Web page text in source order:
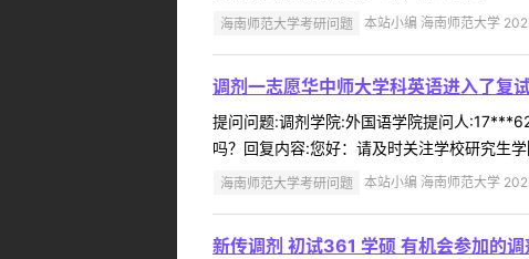
海南师范大学考研问题 本站小编 海南师范大学
调剂一志愿华中师大学科英语进入了复
提问问题:调剂学院:外国语学院提问人
吗？回复内容:您好：请及时关注学校研究生
海南师范大学考研问题 本站小编 海南师范大学
新传调剂 初试361 学硕 有机会参加的